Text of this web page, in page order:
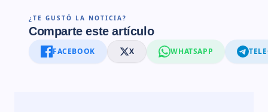
¿TE GUSTÓ LA NOTICIA?
Comparte este artículo
FACEBOOK X WHATSAPP